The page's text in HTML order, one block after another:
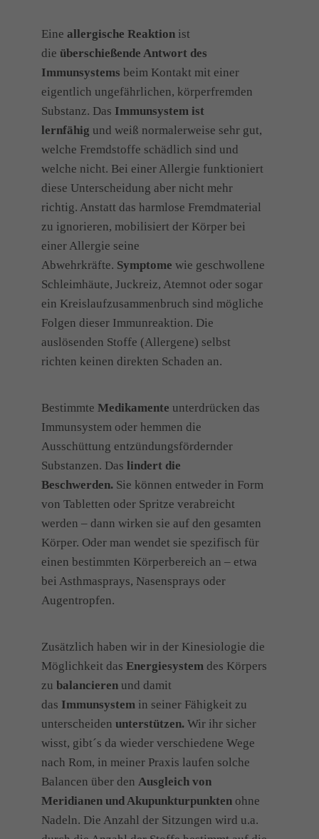
Eine allergische Reaktion ist
die überschießende Antwort des
Immunsystems beim Kontakt mit einer
eigentlich ungefährlichen, körperfremden
Substanz. Das Immunsystem ist
lernfähig und weiß normalerweise sehr gut,
welche Fremdstoffe schädlich sind und
welche nicht. Bei einer Allergie funktioniert
diese Unterscheidung aber nicht mehr
richtig. Anstatt das harmlose Fremdmaterial
zu ignorieren, mobilisiert der Körper bei
einer Allergie seine
Abwehrkräfte. Symptome wie geschwollene
Schleimhäute, Juckreiz, Atemnot oder sogar
ein Kreislaufzusammenbruch sind mögliche
Folgen dieser Immunreaktion. Die
auslösenden Stoffe (Allergene) selbst
richten keinen direkten Schaden an.
Bestimmte Medikamente unterdrücken das
Immunsystem oder hemmen die
Ausschüttung entzündungsfördernder
Substanzen. Das lindert die
Beschwerden. Sie können entweder in Form
von Tabletten oder Spritze verabreicht
werden – dann wirken sie auf den gesamten
Körper. Oder man wendet sie spezifisch für
einen bestimmten Körperbereich an – etwa
bei Asthmasprays, Nasensprays oder
Augentropfen.
Zusätzlich haben wir in der Kinesiologie die
Möglichkeit das Energiesystem des Körpers
zu balancieren und damit
das Immunsystem in seiner Fähigkeit zu
unterscheiden unterstützen. Wir ihr sicher
wisst, gibt´s da wieder verschiedene Wege
nach Rom, in meiner Praxis laufen solche
Balancen über den Ausgleich von
Meridianen und Akupunkturpunkten ohne
Nadeln. Die Anzahl der Sitzungen wird u.a.